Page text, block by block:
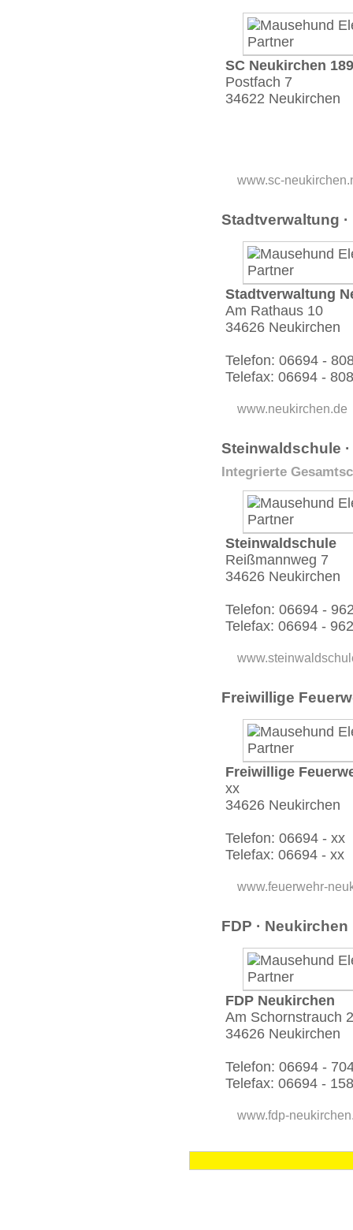
SC Neukirchen
Postfach 7
34622 Neukirchen
www.sc-
Stadtver­waltung
Stadtver­waltung
Am Rathaus 10
34626 Neukirchen
Telefon: 06694 -
Telefax: 06694 -
www.neukirchen.de
Stein­wald­schule
Integrierte
Stein­wald­schule
Reißmannweg 7
34626 Neukirchen
Telefon: 06694 -
Telefax: 06694 -
Freiwillige
Freiwillige
xx
34626 Neukirchen
Telefon: 06694 - xx
Telefax: 06694 - xx
www.feuerwehr-
FDP · Neukirchen
FDP Neukirchen
Am Schornstrauch
34626 Neukirchen
Telefon: 06694 -
Telefax: 06694 -
www.fdp-